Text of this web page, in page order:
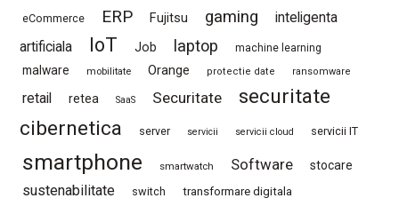
eCommerce ERP Fujitsu gaming
inteligenta
artificiala
IoT Job laptop machine learning
malware mobilitate Orange protectie date ransomware
retail retea SaaS Securitate
securitate
cibernetica
server servicii servicii cloud servicii IT
smartphone smartwatch Software stocare
sustenabilitate switch transformare digitala